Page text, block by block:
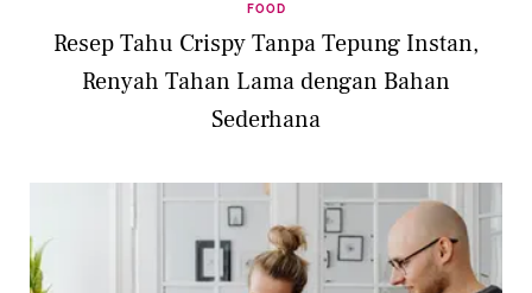
FOOD
Resep Tahu Crispy Tanpa Tepung Instan,
Renyah Tahan Lama dengan Bahan
Sederhana